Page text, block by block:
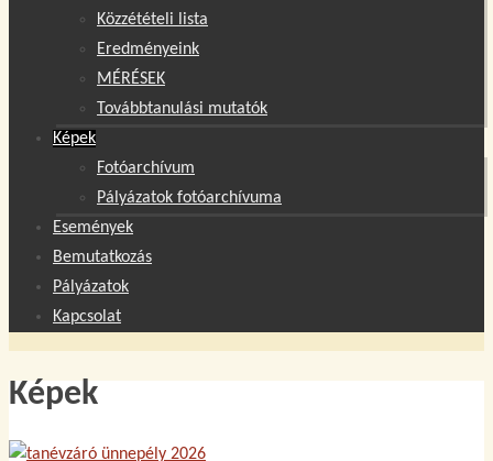
Közzétételi lista
Eredményeink
MÉRÉSEK
Továbbtanulási mutatók
Képek
Fotóarchívum
Pályázatok fotóarchívuma
Események
Bemutatkozás
Pályázatok
Kapcsolat
Képek